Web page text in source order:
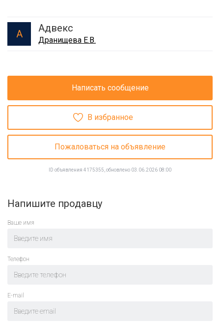
А Адвекс
Дранищева Е.В.
Написать сообщение
В избранное
Пожаловаться на объявление
ID объявления 4175355, обновлено 03.06.2026 08:00
Напишите продавцу
Ваше имя
Телефон
E-mail